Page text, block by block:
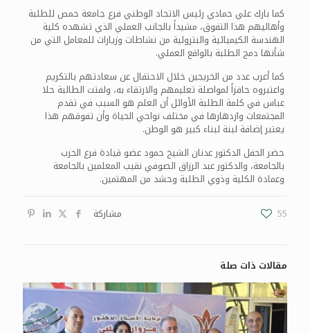
كما بارك علي حمادي رئيس الاتحاد الوطني فرع جامعة حمص للطلبة
وأهاليهم هذا التفوق، مشيداً بالجانب العملي الذي تشهده كلية
الهندسة الكيميائية والبترولية من نشاطات وزيارات للمعامل التي من
شأنها دمج الطلبة بالواقع العملي.
كما أعرب عدد من الخريجين خلال الاحتفال عن سعادتهم بالتكريم
واعتبروه حافزاً لمواصلة تعليمهم والارتقاء به، ولفتت الطالبة حلا
عباس في كلمة الطلبة الأوائل أن العلم هو السبب في تقدم
المجتمعات وازدهارها في مختلف نواحي الحياة وأن تفوقهم هذا
يعتبر إضافة لبنة لبناء كبير هو الوطن.
حضر الحفل الدكتور عدنان الشيخ حمود عضو قيادة فرع الحزب
بالجامعة، والدكتور عبد الرزاق الصوفي نقيب المعلمين بالجامعة
وعمادة الكلية وذوي الطلبة وحشد من المهتمين.
مشاركة
55
مقالات ذات صلة